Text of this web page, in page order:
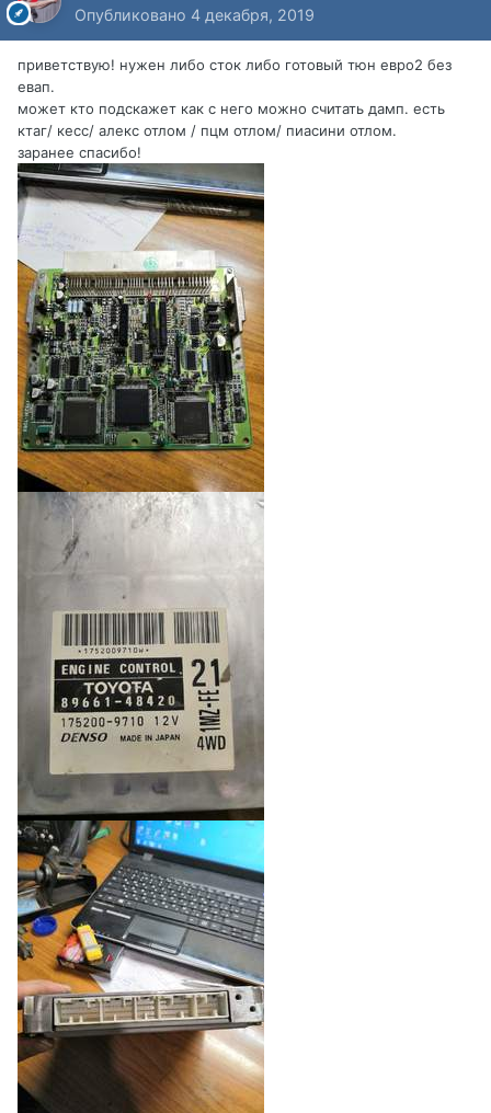
Опубликовано 4 декабря, 2019
приветствую! нужен либо сток либо готовый тюн евро2 без
евап.
может кто подскажет как с него можно считать дамп. есть
ктаг/ кесс/ алекс отлом / пцм отлом/ пиасини отлом.
заранее спасибо!